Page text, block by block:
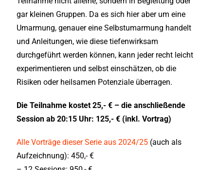
gar kleinen Gruppen. Da es sich hier aber um eine
Umarmung, genauer eine Selbstumarmung handelt
und Anleitungen, wie diese tiefenwirksam
durchgeführt werden können, kann jeder recht leicht
experimentieren und selbst einschätzen, ob die
Risiken oder heilsamen Potenziale überragen.
Die Teilnahme kostet 25,- € – die anschließende
Session ab 20:15 Uhr: 125,- € (inkl. Vortrag)
Alle Vorträge dieser Serie aus 2024/25(auch als
Aufzeichnung): 450,- €